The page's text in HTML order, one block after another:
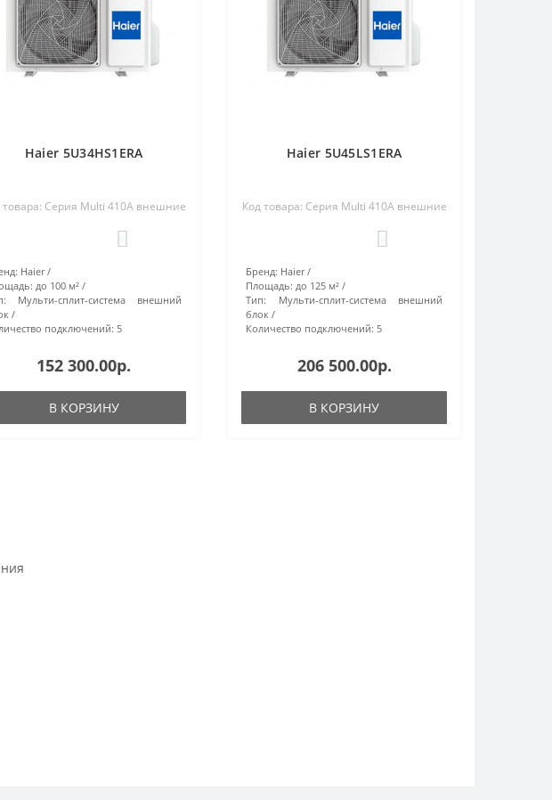
Haier 5U34HS1ERA
товара: Серия Multi 410A внешние
Haier
до 100 м²
Мульти-сплит-система внешний
подключений: 5
152 300.00р.
В КОРЗИНУ
Haier 5U45LS1ERA
Код товара: Серия Multi 410A внешние
Бренд: Haier
Площадь: до 125 м²
Тип:
Мульти-сплит-система внешний
блок
Количество подключений: 5
206 500.00р.
В КОРЗИНУ